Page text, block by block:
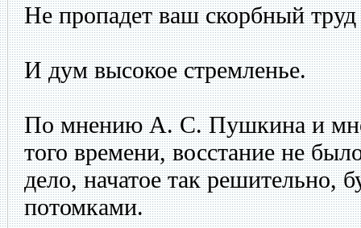
Не пропадет ваш скорбный труд
И дум высокое стремленье.
По мнению А. С. Пушкина и
того времени, восстание не
дело, начатое так решительно,
потомками.